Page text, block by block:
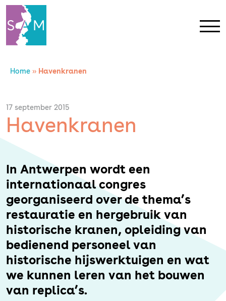
Home
Contact
Actueel
Overheid
Erfgoed
Home » Havenkranen
17 september 2015
Havenkranen
In Antwerpen wordt een
internationaal congres
georganiseerd over de thema’s
restauratie en hergebruik van
historische kranen, opleiding van
bedienend personeel van
historische hijswerktuigen en wat
we kunnen leren van het bouwen
van replica’s.